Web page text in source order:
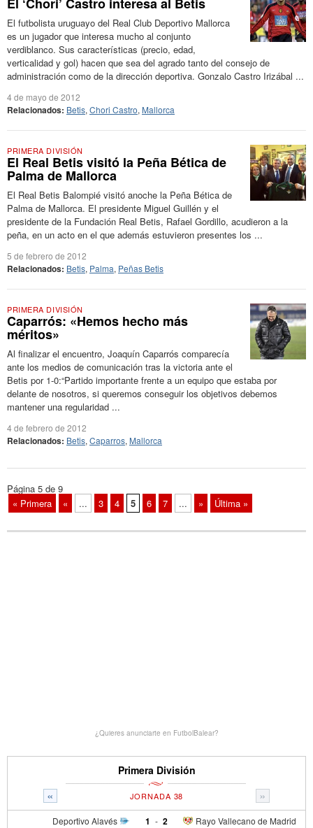
El futbolista uruguayo del Real Club Deportivo Mallorca
es un jugador que interesa mucho al conjunto
verdiblanco. Sus características (precio, edad,
verticalidad y gol) hacen que sea del agrado tanto del consejo de
administración como de la dirección deportiva. Gonzalo Castro Irizábal ...
4 de mayo de 2012
Relacionados: Betis, Chori Castro, Mallorca
PRIMERA DIVISIÓN
El Real Betis visitó la Peña Bética de
Palma de Mallorca
El Real Betis Balompié visitó anoche la Peña Bética de
Palma de Mallorca. El presidente Miguel Guillén y el
presidente de la Fundación Real Betis, Rafael Gordillo, acudieron a la
peña, en un acto en el que además estuvieron presentes los ...
5 de febrero de 2012
Relacionados: Betis, Palma, Peñas Betis
PRIMERA DIVISIÓN
Caparrós: «Hemos hecho más
méritos»
Al finalizar el encuentro, Joaquín Caparrós comparecía
ante los medios de comunicación tras la victoria ante el
Betis por 1-0:“Partido importante frente a un equipo que estaba por
delante de nosotros, si queremos conseguir los objetivos debemos
mantener una regularidad ...
4 de febrero de 2012
Relacionados: Betis, Caparros, Mallorca
Página 5 de 9
« Primera
« ... 3 4 5 6 7 ... » Última »
¿Quieres anunciarte en FutbolBalear?
Primera División
« »
JORNADA 38
Deportivo Alavés 1 - Rayo Vallecano de Madrid
2